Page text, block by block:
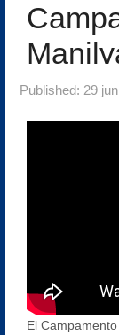
Published: 29
El